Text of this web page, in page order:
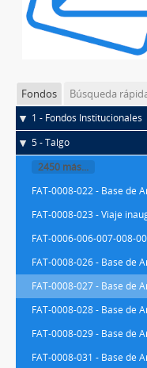
Fondos Búsqueda
1 - Fondos Institucionales
5 - Talgo
2450 más...
FAT-0008-022 - Base de
FAT-0008-026 - Base de
FAT-0008-027 - Base de
FAT-0008-028 - Base de
FAT-0008-029 - Base de
FAT-0008-031 - Base de